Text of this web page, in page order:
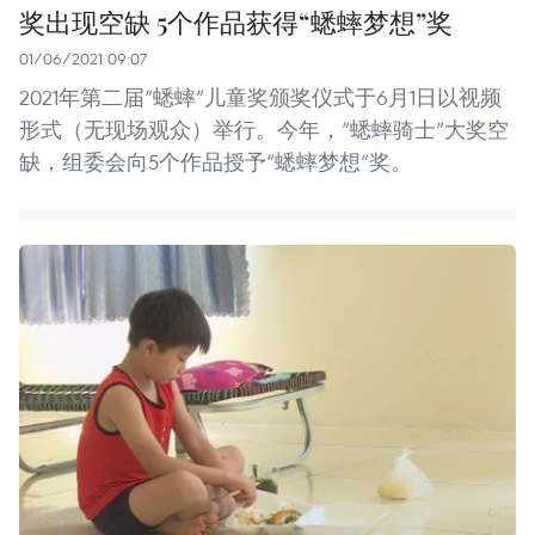
奖出现空缺 5个作品获得“蟋蟀梦想”奖
01/06/2021 09:07
2021年第二届“蟋蟀”儿童奖颁奖仪式于6月1日以视频
形式（无现场观众）举行。今年，“蟋蟀骑士”大奖空
缺，组委会向5个作品授予“蟋蟀梦想”奖。